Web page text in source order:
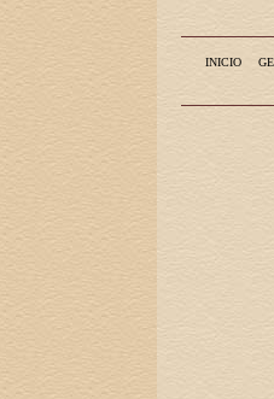
INICIO